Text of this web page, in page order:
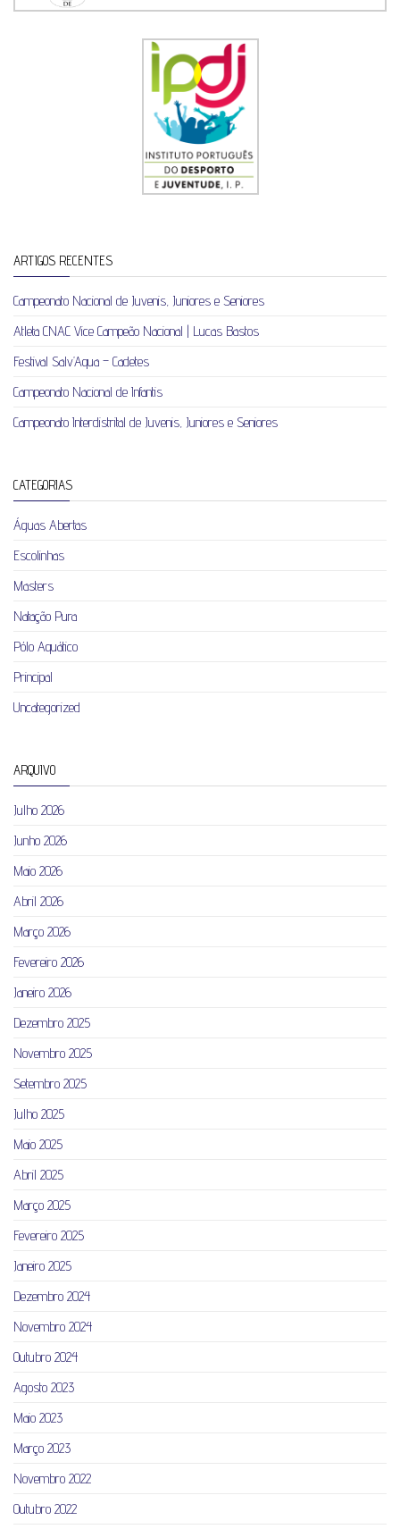
ARTIGOS RECENTES
Campeonato Nacional de Juvenis, Juniores e Seniores
Atleta CNAC Vice Campeão Nacional | Lucas Bastos
Festival Salv’Aqua – Cadetes
Campeonato Nacional de Infantis
Campeonato Interdistrital de Juvenis, Juniores e Seniores
CATEGORIAS
Águas Abertas
Escolinhas
Masters
Natação Pura
Pólo Aquático
Principal
Uncategorized
ARQUIVO
Julho 2026
Junho 2026
Maio 2026
Abril 2026
Março 2026
Fevereiro 2026
Janeiro 2026
Dezembro 2025
Novembro 2025
Setembro 2025
Julho 2025
Maio 2025
Abril 2025
Março 2025
Fevereiro 2025
Janeiro 2025
Dezembro 2024
Novembro 2024
Outubro 2024
Agosto 2023
Maio 2023
Março 2023
Novembro 2022
Outubro 2022